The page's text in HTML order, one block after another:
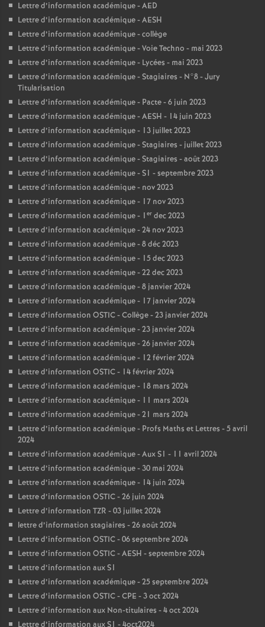
Lettre d’information académique - AED
Lettre d’information académique - AESH
Lettre d’information académique - collège
Lettre d’information académique - Voie Techno - mai 2023
Lettre d’information académique - Lycées - mai 2023
Lettre d’information académique - Stagiaires - N°8 - Jury
Titularisation
Lettre d’information académique - Pacte - 6 juin 2023
Lettre d’information académique - AESH - 14 juin 2023
Lettre d’information académique - 13 juillet 2023
Lettre d’information académique - Stagiaires - juillet 2023
Lettre d’information académique - Stagiaires - août 2023
Lettre d’information académique - S1 - septembre 2023
Lettre d’information académique - nov 2023
Lettre d’information académique - 17 nov 2023
Lettre d’information académique - 1 er dec 2023
Lettre d’information académique - 24 nov 2023
Lettre d’information académique - 8 déc 2023
Lettre d’information académique - 15 dec 2023
Lettre d’information académique - 22 dec 2023
Lettre d’information académique - 8 janvier 2024
Lettre d’information académique - 17 janvier 2024
Lettre d’information OSTIC - Collège - 23 janvier 2024
Lettre d’information académique - 23 janvier 2024
Lettre d’information académique - 26 janvier 2024
Lettre d’information académique - 12 février 2024
Lettre d’information OSTIC - 14 février 2024
Lettre d’information académique - 18 mars 2024
Lettre d’information académique - 11 mars 2024
Lettre d’information académique - 21 mars 2024
Lettre d’information académique - Profs Maths et Lettres - 5 avril
2024
Lettre d’information académique - Aux S1 - 11 avril 2024
Lettre d’information académique - 30 mai 2024
Lettre d’information académique - 14 juin 2024
Lettre d’information OSTIC - 26 juin 2024
Lettre d’information TZR - 03 juillet 2024
lettre d’information stagiaires - 26 août 2024
Lettre d’information OSTIC - 06 septembre 2024
Lettre d’information OSTIC - AESH - septembre 2024
Lettre d’information aux S1
Lettre d’information académique - 25 septembre 2024
Lettre d’information OSTIC - CPE - 3 oct 2024
Lettre d’information aux Non-titulaires - 4 oct 2024